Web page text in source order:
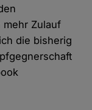
Zulauf
die bisherig